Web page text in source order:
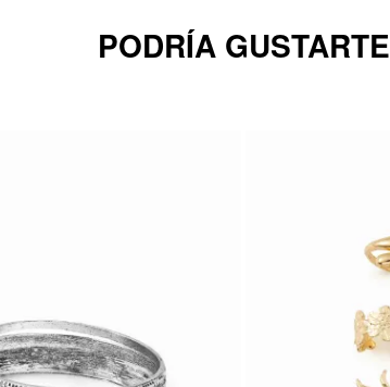
PODRÍA GUSTARTE